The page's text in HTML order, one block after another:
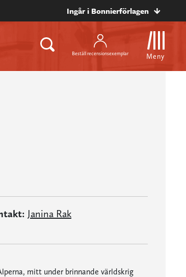
Ingår i Bonnierförlagen
Beställ recensionsexemplar Meny
Janina Rak
mitt under brinnande världskrig